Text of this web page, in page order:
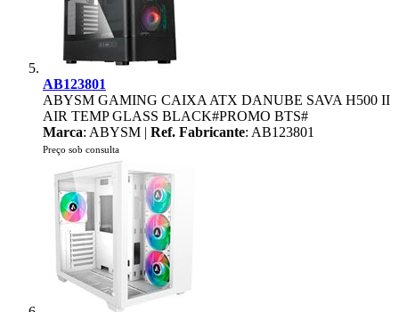
AB123801
ABYSM GAMING CAIXA ATX DANUBE SAVA H500 II
AIR TEMP GLASS BLACK#PROMO BTS#
Marca: ABYSM | Ref. Fabricante: AB123801
Preço sob consulta